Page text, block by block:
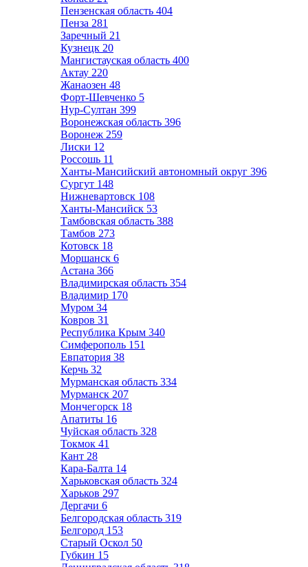
Пензенская область 404
Пенза 281
Заречный 21
Кузнецк 20
Мангистауская область 400
Актау 220
Жанаозен 48
Форт-Шевченко 5
Нур-Султан 399
Воронежская область 396
Воронеж 259
Лиски 12
Россошь 11
Ханты-Мансийский автономный округ 396
Сургут 148
Нижневартовск 108
Ханты-Мансийск 53
Тамбовская область 388
Тамбов 273
Котовск 18
Моршанск 6
Астана 366
Владимирская область 354
Владимир 170
Муром 34
Ковров 31
Республика Крым 340
Симферополь 151
Евпатория 38
Керчь 32
Мурманская область 334
Мурманск 207
Мончегорск 18
Апатиты 16
Чуйская область 328
Токмок 41
Кант 28
Кара-Балта 14
Харьковская область 324
Харьков 297
Дергачи 6
Белгородская область 319
Белгород 153
Старый Оскол 50
Губкин 15